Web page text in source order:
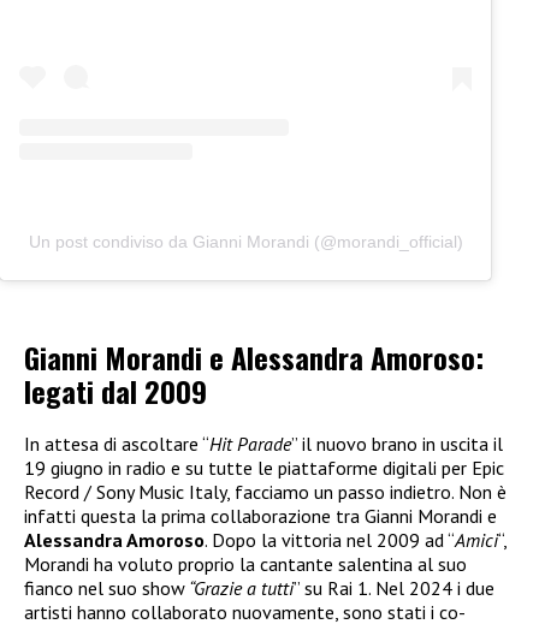
Un post condiviso da Gianni Morandi (@morandi_official)
Gianni Morandi e Alessandra Amoroso:
legati dal 2009
In attesa di ascoltare “Hit Parade” il nuovo brano in uscita il
19 giugno in radio e su tutte le piattaforme digitali per Epic
Record / Sony Music Italy, facciamo un passo indietro. Non è
infatti questa la prima collaborazione tra Gianni Morandi e
Alessandra Amoroso. Dopo la vittoria nel 2009 ad “Amici“,
Morandi ha voluto proprio la cantante salentina al suo
fianco nel suo show “Grazie a tutti” su Rai 1. Nel 2024 i due
artisti hanno collaborato nuovamente, sono stati i co-